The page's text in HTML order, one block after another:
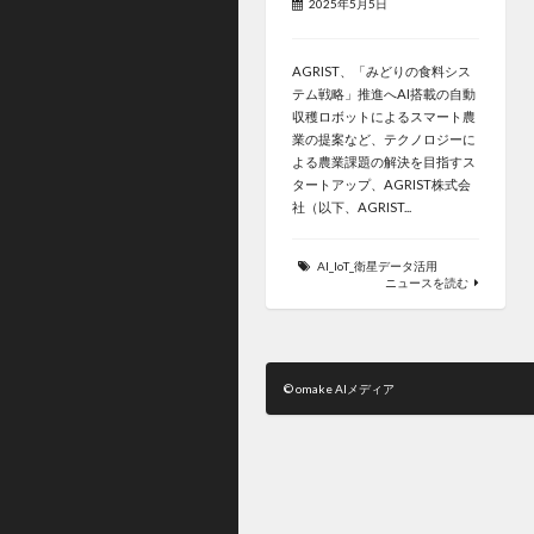
2025年5月5日
AGRIST、「みどりの食料シス
テム戦略」推進へAI搭載の自動
収穫ロボットによるスマート農
業の提案など、テクノロジーに
よる農業課題の解決を目指すス
タートアップ、AGRIST株式会
社（以下、AGRIST...
AI_IoT_衛星データ活用
ニュースを読む
© omake AIメディア